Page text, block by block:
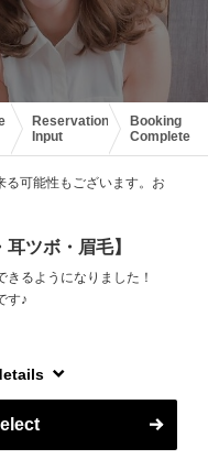
Reservation
Input
Booking
Complete
る可能性もございます。お
ツボ・眉毛】
るようになりました！
す♪